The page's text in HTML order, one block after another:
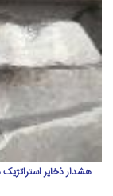
هشدار ذخایر استراتژیک در LME؛ عرضه آلومینیوم به کف تاریخی قرن رسید